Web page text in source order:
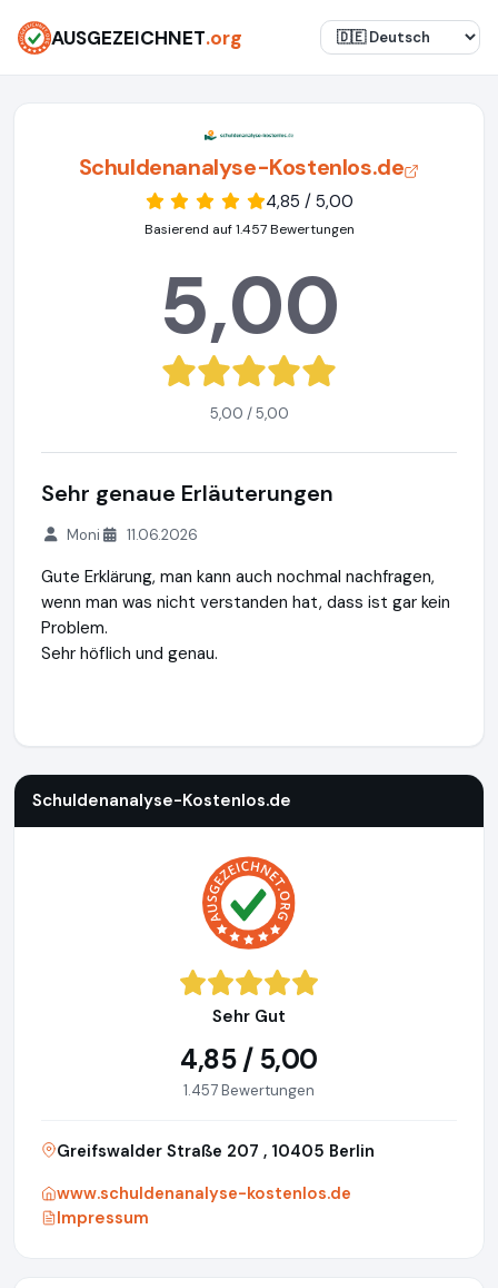
AUSGEZEICHNET.org
Schuldenanalyse-Kostenlos.de
4,85 / 5,00
Basierend auf 1.457 Bewertungen
5,00
5,00 / 5,00
Sehr genaue Erläuterungen
Moni 11.06.2026
Gute Erklärung, man kann auch nochmal nachfragen,
wenn man was nicht verstanden hat, dass ist gar kein
Problem.
Sehr höflich und genau.
Schuldenanalyse-Kostenlos.de
Sehr Gut
4,85 / 5,00
1.457 Bewertungen
Greifswalder Straße 207 , 10405 Berlin
www.schuldenanalyse-kostenlos.de
Impressum